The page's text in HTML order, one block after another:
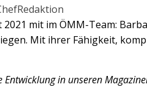
mit im ÖMM-Team:
Mit ihrer Fähigkeit,
in unseren